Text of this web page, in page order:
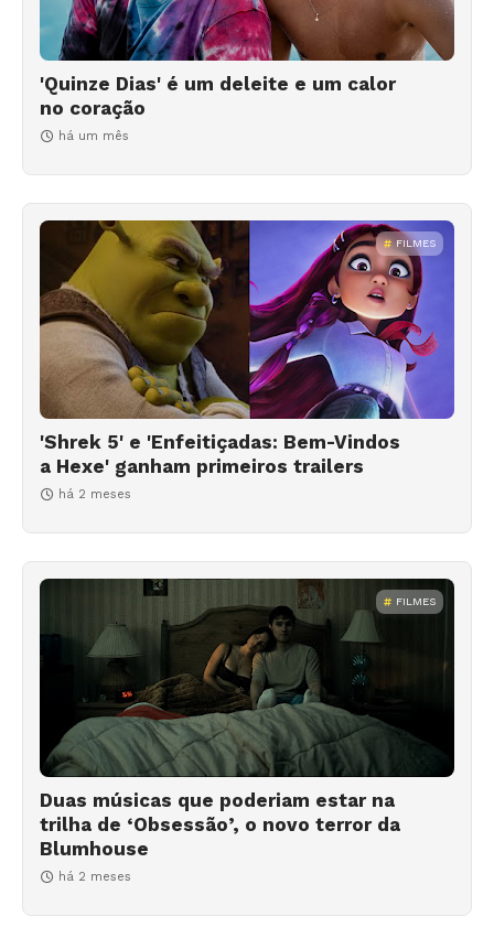
'Quinze Dias' é um deleite e um calor
no coração
há um mês
FILMES
'Shrek 5' e 'Enfeitiçadas: Bem-Vindos
a Hexe' ganham primeiros trailers
há 2 meses
FILMES
Duas músicas que poderiam estar na
trilha de ‘Obsessão’, o novo terror da
Blumhouse
há 2 meses